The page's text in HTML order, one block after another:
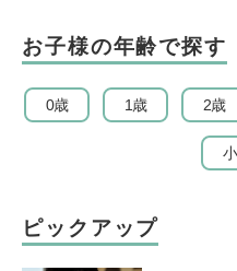
お子様の年齢で探す
0歳 1歳 2歳
ピックアップ